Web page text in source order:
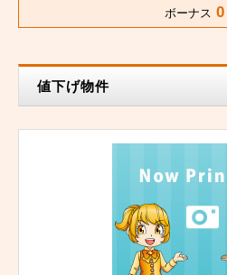
ボーナス 0
値下げ物件